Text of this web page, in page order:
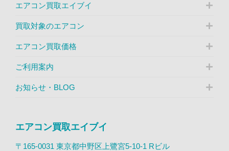
エアコン買取エイブイ
買取対象のエアコン
エアコン買取価格
ご利用案内
お知らせ・BLOG
エアコン買取エイブイ
〒165-0031 東京都中野区上鷺宮5-10-1 Rビル